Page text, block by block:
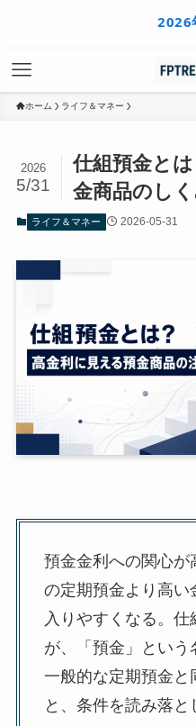
2026年8月5
ホーム ライフ＆マネー
仕組預金と
金商品のし
2026
5/31
ライフ＆マネー 2026-05-31
預金金利への関心が
の定期預金より高い
入りやすくなる。
が、「預金」とい
一般的な定期預金と
と、条件を読み落と